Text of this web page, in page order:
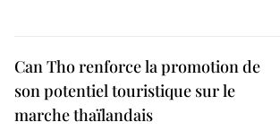
Can Tho renforce la promotion de
son potentiel touristique sur le
marche thaïlandais